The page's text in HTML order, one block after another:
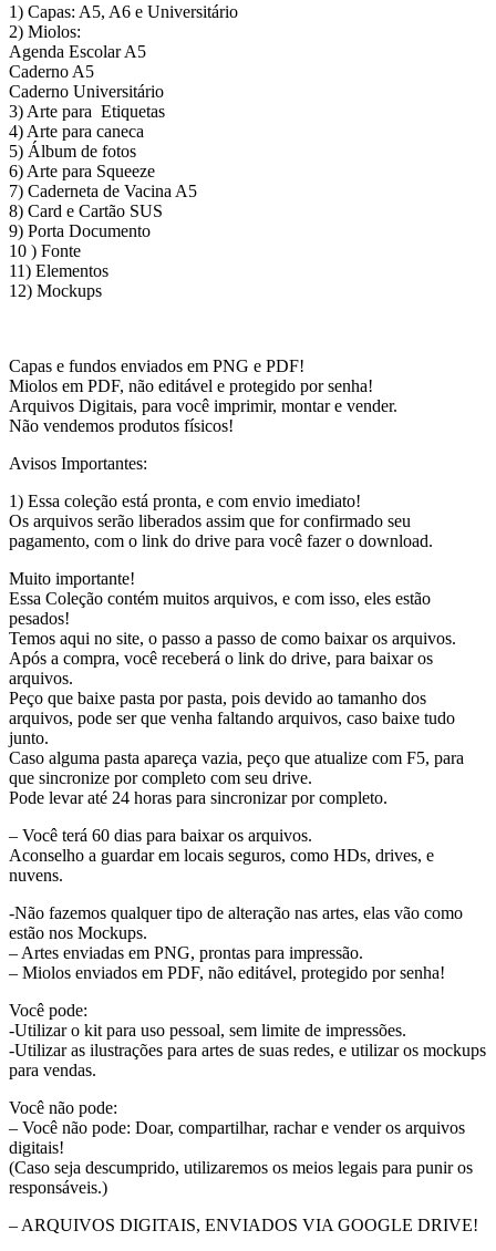
1) Capas: A5, A6 e Universitário
2) Miolos:
Agenda Escolar A5
Caderno A5
Caderno Universitário
3) Arte para Etiquetas
4) Arte para caneca
5) Álbum de fotos
6) Arte para Squeeze
7) Caderneta de Vacina A5
8) Card e Cartão SUS
9) Porta Documento
10 ) Fonte
11) Elementos
12) Mockups
Capas e fundos enviados em PNG e PDF!
Miolos em PDF, não editável e protegido por senha!
Arquivos Digitais, para você imprimir, montar e vender.
Não vendemos produtos físicos!
Avisos Importantes:
1) Essa coleção está pronta, e com envio imediato!
Os arquivos serão liberados assim que for confirmado seu
pagamento, com o link do drive para você fazer o download.
Muito importante!
Essa Coleção contém muitos arquivos, e com isso, eles estão
pesados!
Temos aqui no site, o passo a passo de como baixar os arquivos.
Após a compra, você receberá o link do drive, para baixar os
arquivos.
Peço que baixe pasta por pasta, pois devido ao tamanho dos
arquivos, pode ser que venha faltando arquivos, caso baixe tudo
junto.
Caso alguma pasta apareça vazia, peço que atualize com F5, para
que sincronize por completo com seu drive.
Pode levar até 24 horas para sincronizar por completo.
– Você terá 60 dias para baixar os arquivos.
Aconselho a guardar em locais seguros, como HDs, drives, e
nuvens.
-Não fazemos qualquer tipo de alteração nas artes, elas vão como
estão nos Mockups.
– Artes enviadas em PNG, prontas para impressão.
– Miolos enviados em PDF, não editável, protegido por senha!
Você pode:
-Utilizar o kit para uso pessoal, sem limite de impressões.
-Utilizar as ilustrações para artes de suas redes, e utilizar os mockups
para vendas.
Você não pode:
– Você não pode: Doar, compartilhar, rachar e vender os arquivos
digitais!
(Caso seja descumprido, utilizaremos os meios legais para punir os
responsáveis.)
– ARQUIVOS DIGITAIS, ENVIADOS VIA GOOGLE DRIVE!